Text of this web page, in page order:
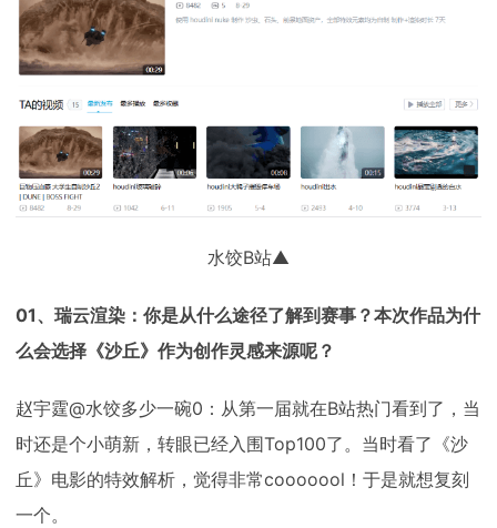
水饺B站▲
01、瑞云渲染：你是从什么途径了解到赛事？本次作品为什
么会选择《沙丘》作为创作灵感来源呢？
赵宇霆@水饺多少一碗0：从第一届就在B站热门看到了，当
时还是个小萌新，转眼已经入围Top100了。当时看了《沙
丘》电影的特效解析，觉得非常cooooool！于是就想复刻
一个。